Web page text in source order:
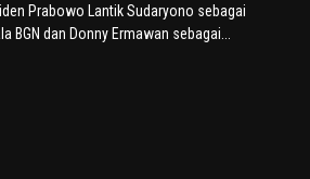
Prabowo Lantik Sudaryono sebagai
BGN dan Donny Ermawan sebagai...